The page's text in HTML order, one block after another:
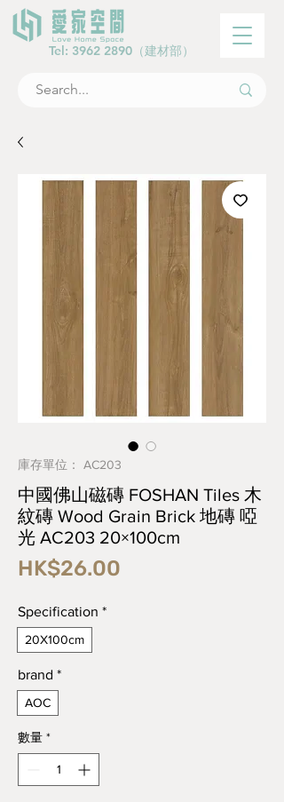
Tel: 3962 2890 （建材部）
庫存單位： AC203
中國佛山磁磚 FOSHAN Tiles 木
紋磚 Wood Grain Brick 地磚 啞
光 AC203 20×100cm
HK$26.00
Specification *
20X100cm
brand *
AOC
數量 *